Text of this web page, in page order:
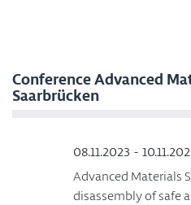
Conference Advanced
Saarbrücken
08.11.2023 -
Advanced Materials
disassembly of safe